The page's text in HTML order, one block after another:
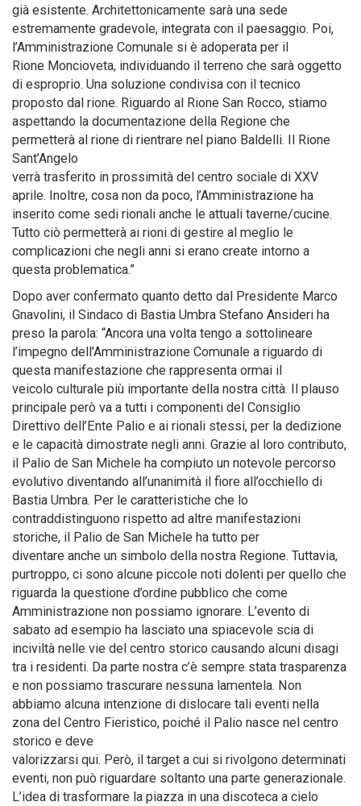
già esistente. Architettonicamente sarà una sede
estremamente gradevole, integrata con il paesaggio. Poi,
l’Amministrazione Comunale si è adoperata per il
Rione Moncioveta, individuando il terreno che sarà oggetto
di esproprio. Una soluzione condivisa con il tecnico
proposto dal rione. Riguardo al Rione San Rocco, stiamo
aspettando la documentazione della Regione che
permetterà al rione di rientrare nel piano Baldelli. Il Rione
Sant’Angelo
verrà trasferito in prossimità del centro sociale di XXV
aprile. Inoltre, cosa non da poco, l’Amministrazione ha
inserito come sedi rionali anche le attuali taverne/cucine.
Tutto ciò permetterà ai rioni di gestire al meglio le
complicazioni che negli anni si erano create intorno a
questa problematica.”
Dopo aver confermato quanto detto dal Presidente Marco
Gnavolini, il Sindaco di Bastia Umbra Stefano Ansideri ha
preso la parola: “Ancora una volta tengo a sottolineare
l’impegno dell’Amministrazione Comunale a riguardo di
questa manifestazione che rappresenta ormai il
veicolo culturale più importante della nostra città. Il plauso
principale però va a tutti i componenti del Consiglio
Direttivo dell’Ente Palio e ai rionali stessi, per la dedizione
e le capacità dimostrate negli anni. Grazie al loro contributo,
il Palio de San Michele ha compiuto un notevole percorso
evolutivo diventando all’unanimità il fiore all’occhiello di
Bastia Umbra. Per le caratteristiche che lo
contraddistinguono rispetto ad altre manifestazioni
storiche, il Palio de San Michele ha tutto per
diventare anche un simbolo della nostra Regione. Tuttavia,
purtroppo, ci sono alcune piccole noti dolenti per quello che
riguarda la questione d’ordine pubblico che come
Amministrazione non possiamo ignorare. L’evento di
sabato ad esempio ha lasciato una spiacevole scia di
inciviltà nelle vie del centro storico causando alcuni disagi
tra i residenti. Da parte nostra c’è sempre stata trasparenza
e non possiamo trascurare nessuna lamentela. Non
abbiamo alcuna intenzione di dislocare tali eventi nella
zona del Centro Fieristico, poiché il Palio nasce nel centro
storico e deve
valorizzarsi qui. Però, il target a cui si rivolgono determinati
eventi, non può riguardare soltanto una parte generazionale.
L’idea di trasformare la piazza in una discoteca a cielo